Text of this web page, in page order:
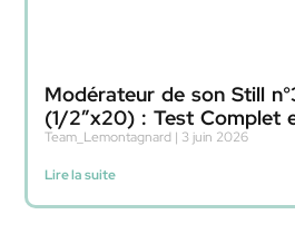
Modérateur de son Still
(1/2″x20) : Test Complet
Team_Lemontagnard 3 juin 2026
Lire la suite